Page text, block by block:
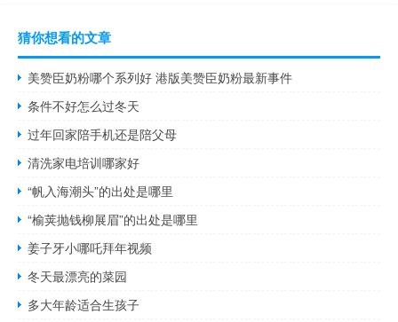
猜你想看的文章
美赞臣奶粉哪个系列好 港版美赞臣奶粉最新事件
条件不好怎么过冬天
过年回家陪手机还是陪父母
清洗家电培训哪家好
“帆入海潮头”的出处是哪里
“榆荚抛钱柳展眉”的出处是哪里
姜子牙小哪吒拜年视频
冬天最漂亮的菜园
多大年龄适合生孩子